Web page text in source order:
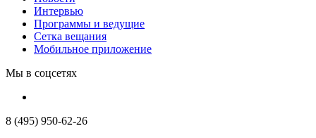
Интервью
Программы и ведущие
Сетка вещания
Мобильное приложение
Мы в соцсетях
8 (495) 950-62-26